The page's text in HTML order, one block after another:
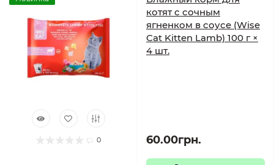
0
котят с сочным
ягненком в соусе (Wise
Cat Kitten Lamb) 100 г ×
4 шт.
60.00грн.